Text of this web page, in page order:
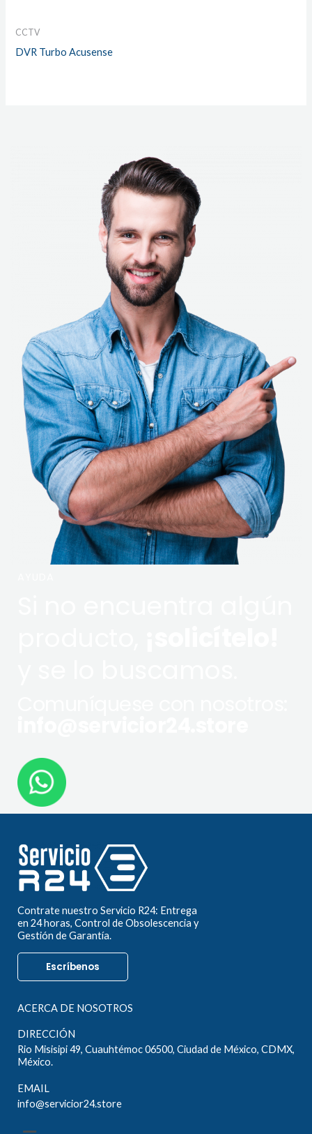
CCTV
DVR Turbo Acusense
Contrate nuestro Servicio R24: Entrega
en 24 horas, Control de Obsolescencia y
Gestión de Garantía.
Escríbenos
ACERCA DE NOSOTROS
DIRECCIÓN
Rio Misisipi 49, Cuauhtémoc 06500, Ciudad de México, CDMX,
México.
EMAIL
info@servicior24.store